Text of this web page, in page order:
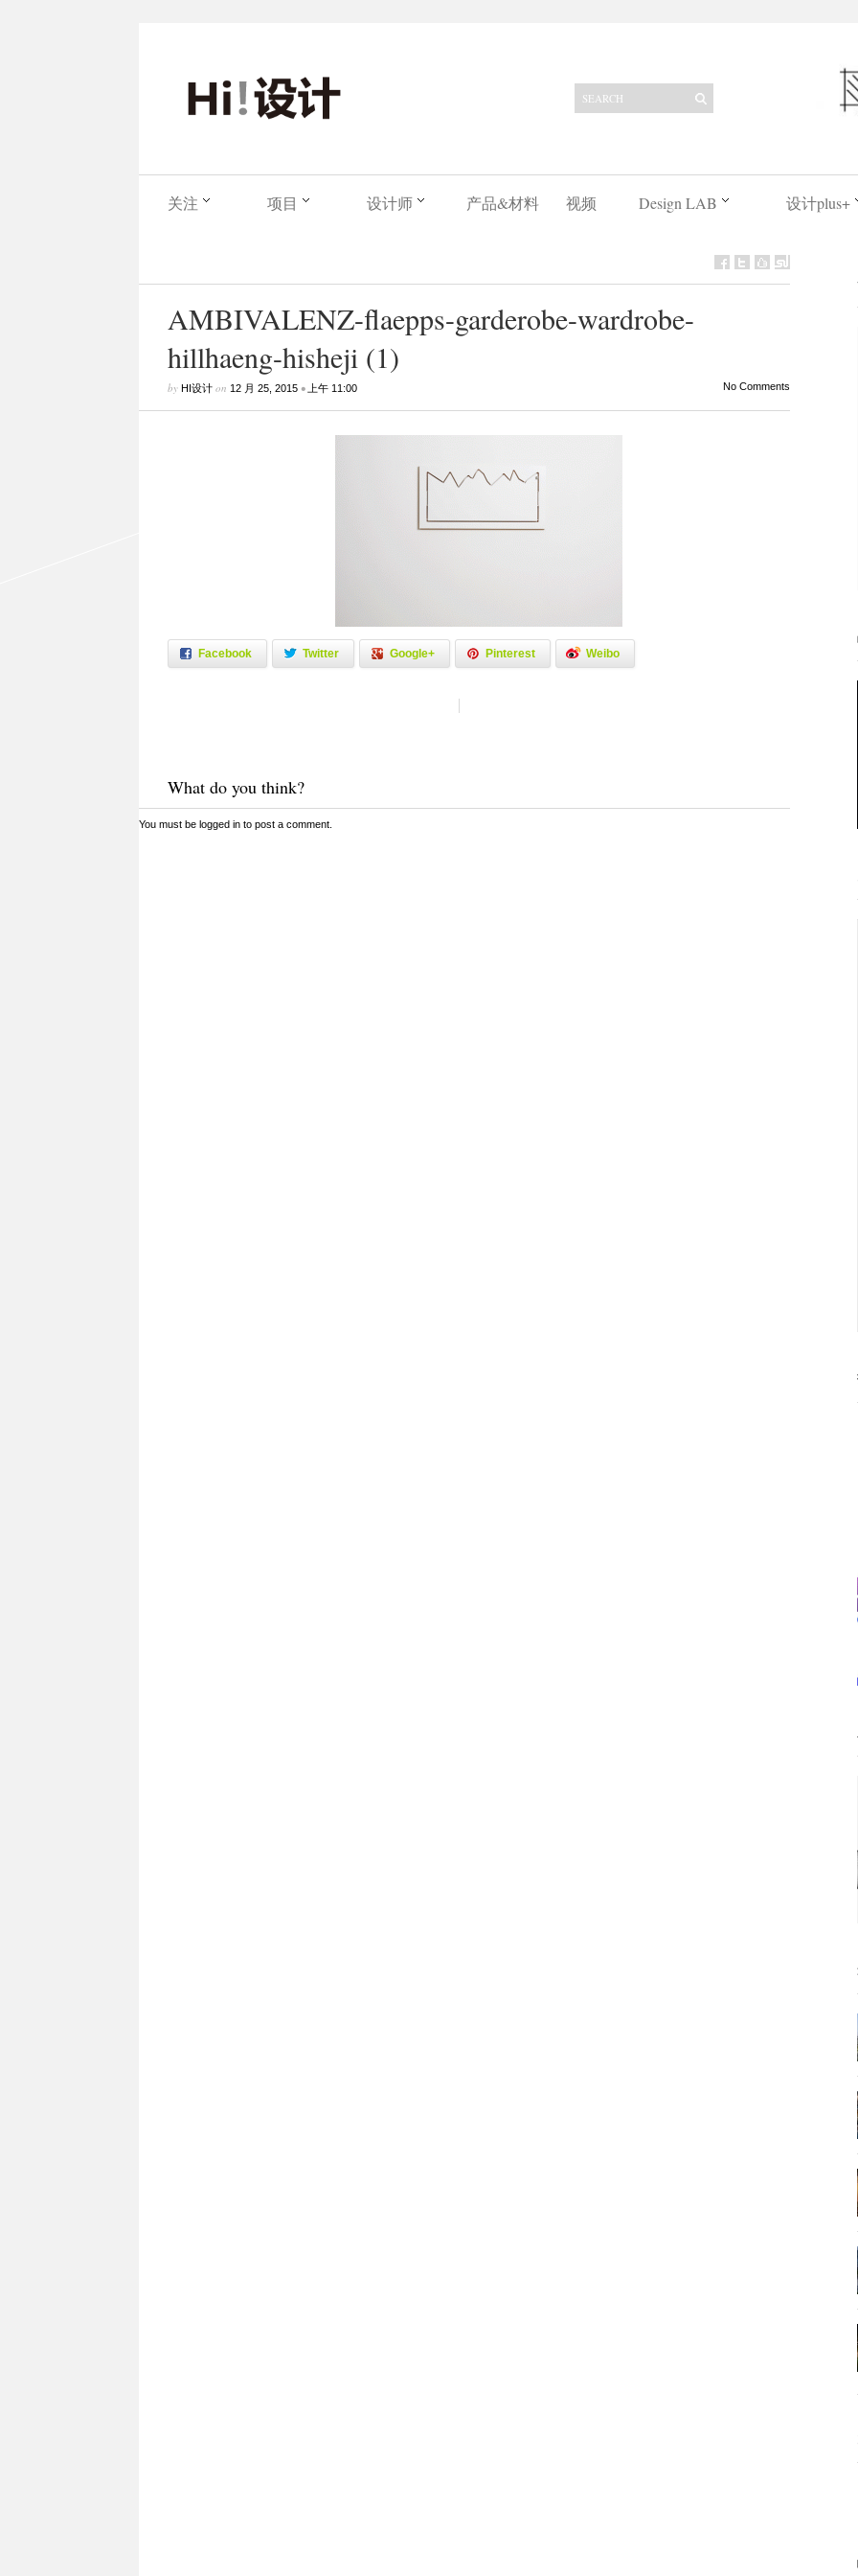
关注 项目 设计师 产品&材料 视频 Design LAB 设计plus+
AMBIVALENZ-flaepps-garderobe-wardrobe-
hillhaeng-hisheji (1)
by HI设计on 12 月 25, 2015• 上午 11:00 No Comments
Facebook Twitter Google+ Pinterest Weibo
What do you think?
You must be logged into post a comment.